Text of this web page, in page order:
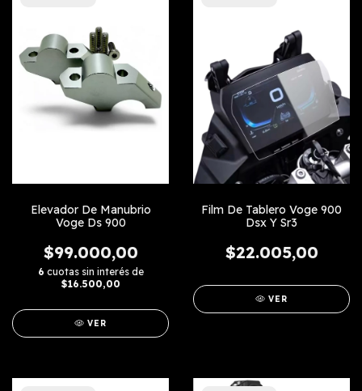
Elevador De Manubrio
Voge Ds 900
$99.000,00
6 cuotas sin interés de
$16.500,00
VER
Film De Tablero Voge 900
Dsx Y Sr3
$22.005,00
VER